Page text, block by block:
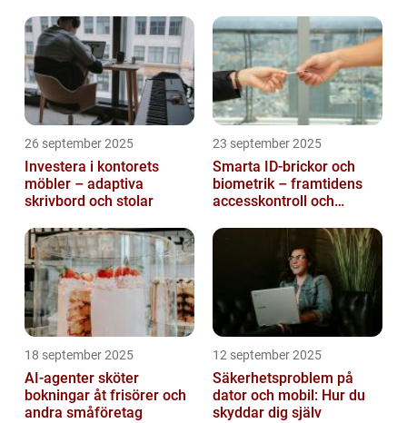
26 september 2025
Investera i kontorets
möbler – adaptiva
skrivbord och stolar
23 september 2025
Smarta ID-brickor och
biometrik – framtidens
accesskontroll och
18 september 2025
AI-agenter sköter
bokningar åt frisörer och
andra småföretag
12 september 2025
Säkerhetsproblem på
dator och mobil: Hur du
skyddar dig själv